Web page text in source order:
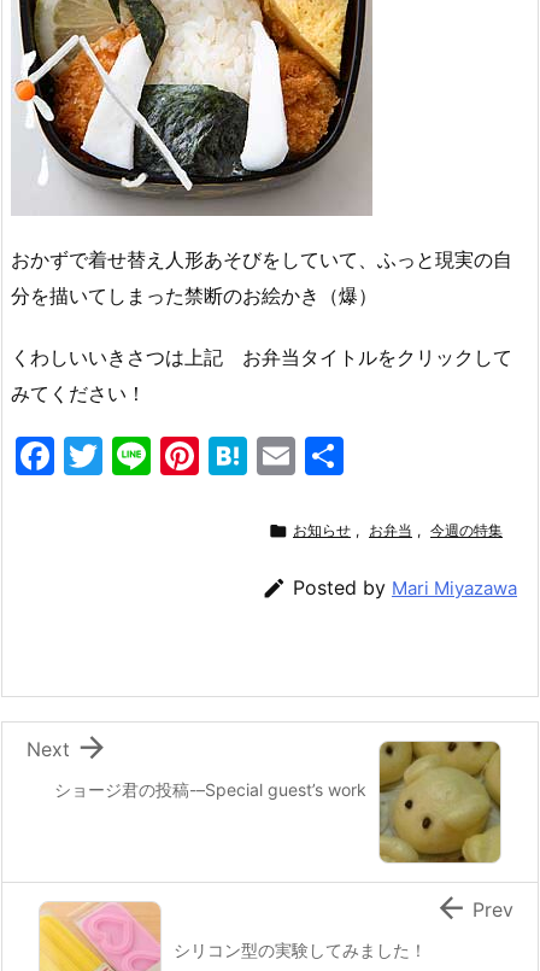
おかずで着せ替え人形あそびをしていて、ふっと現実の自
分を描いてしまった禁断のお絵かき（爆）
くわしいいきさつは上記 お弁当タイトルをクリックして
みてください！
F
o
k
T
Li Pi H
a
E
ai
l
 お知らせ , お弁当 , 今週の特集
 Posted by Mari Miyazawa
ショージ君の投稿-–Special guest’s work

Next
シリコン型の実験してみました！
 Prev